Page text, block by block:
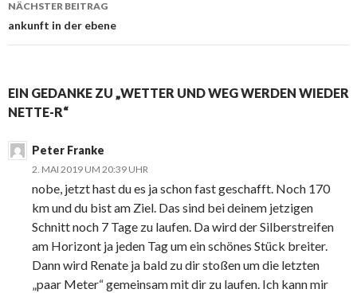
NÄCHSTER BEITRAG
ankunft in der ebene
EIN GEDANKE ZU „WETTER UND WEG WERDEN WIEDER
NETTE-R“
Peter Franke
2. MAI 2019 UM 20:39 UHR
nobe, jetzt hast du es ja schon fast geschafft. Noch 170
km und du bist am Ziel. Das sind bei deinem jetzigen
Schnitt noch 7 Tage zu laufen. Da wird der Silberstreifen
am Horizont ja jeden Tag um ein schönes Stück breiter.
Dann wird Renate ja bald zu dir stoßen um die letzten
„paar Meter“ gemeinsam mit dir zu laufen. Ich kann mir